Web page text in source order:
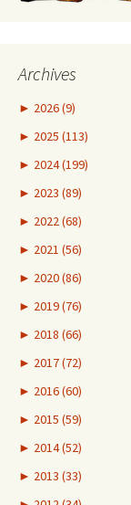
Archives
► 2026 (9)
► 2025 (113)
► 2024 (199)
► 2023 (89)
► 2022 (68)
► 2021 (56)
► 2020 (86)
► 2019 (76)
► 2018 (66)
► 2017 (72)
► 2016 (60)
► 2015 (59)
► 2014 (52)
► 2013 (33)